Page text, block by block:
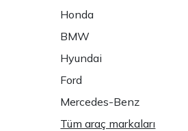
Honda
BMW
Hyundai
Ford
Mercedes-Benz
Tüm araç markaları